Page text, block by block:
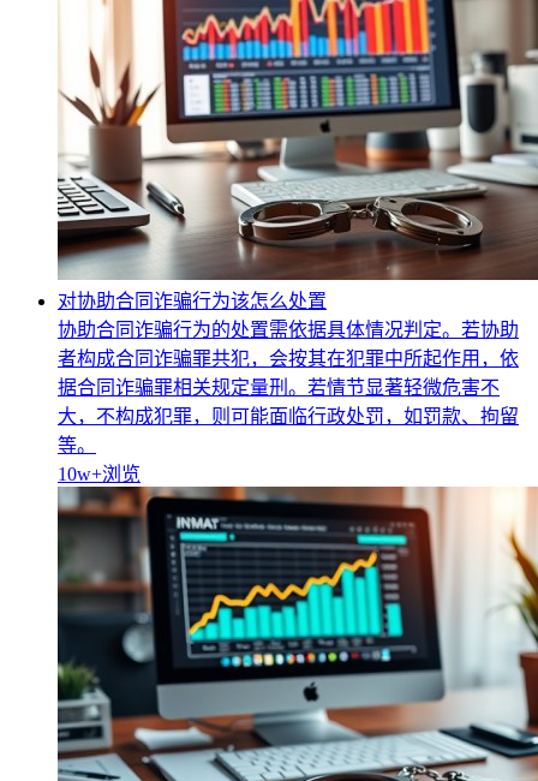
对协助合同诈骗行为该怎么处置
协助合同诈骗行为的处置需依据具体情况判定。若协助
者构成合同诈骗罪共犯，会按其在犯罪中所起作用，依
据合同诈骗罪相关规定量刑。若情节显著轻微危害不
大，不构成犯罪，则可能面临行政处罚，如罚款、拘留
等。
10w+浏览